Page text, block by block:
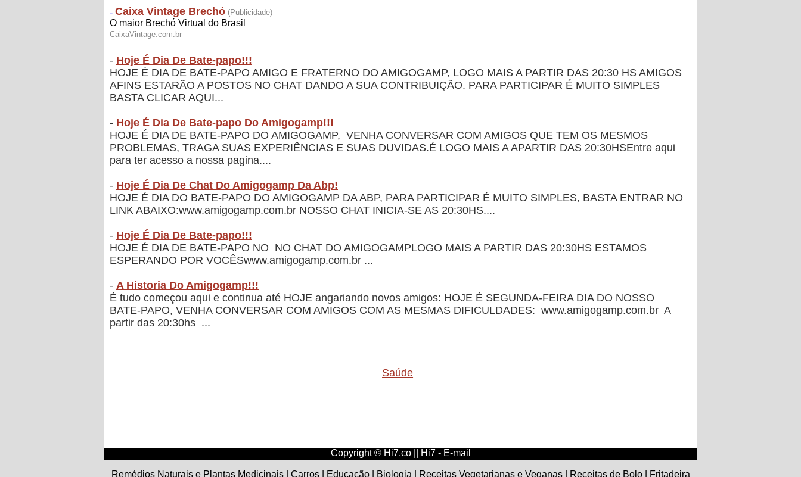
- Hoje É Dia De Bate-papo!!!
HOJE É DIA DE BATE-PAPO AMIGO E FRATERNO DO AMIGOGAMP, LOGO MAIS A PARTIR DAS 20:30 HS AMIGOS
AFINS ESTARÃO A POSTOS NO CHAT DANDO A SUA CONTRIBUIÇÃO. PARA PARTICIPAR É MUITO SIMPLES
BASTA CLICAR AQUI...
- Hoje É Dia De Bate-papo Do Amigogamp!!!
HOJE É DIA DE BATE-PAPO DO AMIGOGAMP, VENHA CONVERSAR COM AMIGOS QUE TEM OS MESMOS
PROBLEMAS, TRAGA SUAS EXPERIÊNCIAS E SUAS DUVIDAS.É LOGO MAIS A APARTIR DAS 20:30HSEntre aqui
para ter acesso a nossa pagina....
- Hoje É Dia De Chat Do Amigogamp Da Abp!
HOJE É DIA DO BATE-PAPO DO AMIGOGAMP DA ABP, PARA PARTICIPAR É MUITO SIMPLES, BASTA ENTRAR NO
LINK ABAIXO:www.amigogamp.com.br NOSSO CHAT INICIA-SE AS 20:30HS....
- Hoje É Dia De Bate-papo!!!
HOJE É DIA DE BATE-PAPO NO NO CHAT DO AMIGOGAMPLOGO MAIS A PARTIR DAS 20:30HS ESTAMOS
ESPERANDO POR VOCÊSwww.amigogamp.com.br ...
- A Historia Do Amigogamp!!!
É tudo começou aqui e continua até HOJE angariando novos amigos: HOJE É SEGUNDA-FEIRA DIA DO NOSSO
BATE-PAPO, VENHA CONVERSAR COM AMIGOS COM AS MESMAS DIFICULDADES: www.amigogamp.com.br A
partir das 20:30hs ...
Saúde
Copyright © Hi7.co || Hi7- E-mail
Remédios Naturais e Plantas Medicinais Carros Educação Biologia Receitas Vegetarianas e Veganas Receitas de Bolo Fritadeira